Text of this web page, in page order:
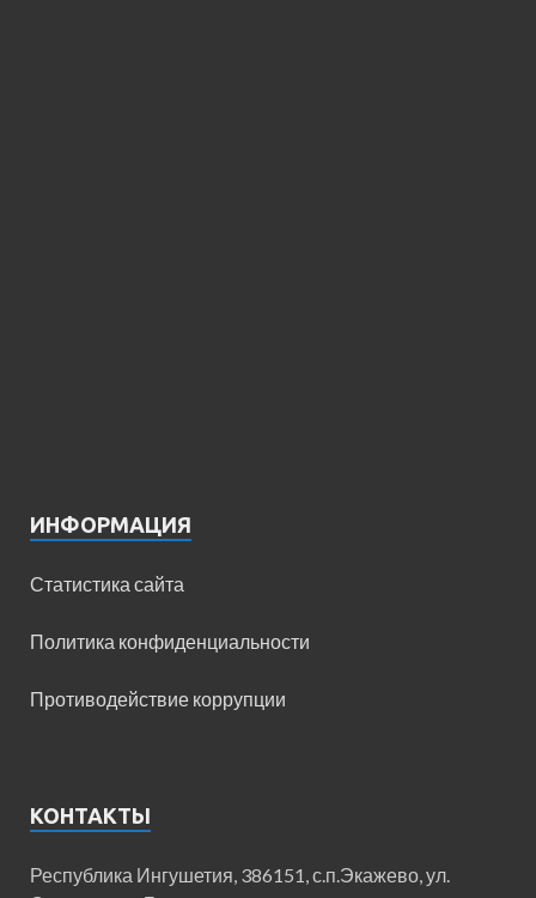
ИНФОРМАЦИЯ
Статистика сайта
Политика конфиденциальности
Противодействие коррупции
КОНТАКТЫ
Республика Ингушетия, 386151, с.п.Экажево, ул.